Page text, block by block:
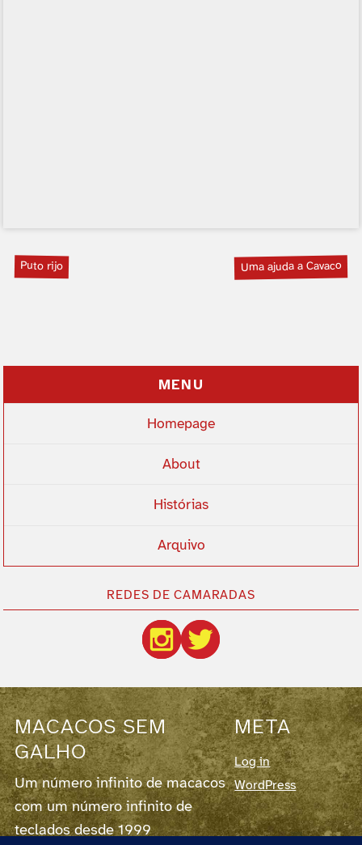
Puto rijo Uma ajuda a Cavaco
MENU
Homepage
About
Histórias
Arquivo
REDES DE CAMARADAS
MACACOS SEM
GALHO
Um número infinito de macacos
com um número infinito de
teclados desde 1999
META
Log in
WordPress